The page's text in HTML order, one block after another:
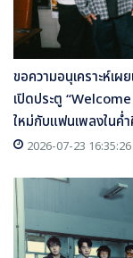
ขอความอนุเคราะห์เ
เปิดประตู
ใหม่กับแฟนเพลงในค่
2026-07-23 16:35:26